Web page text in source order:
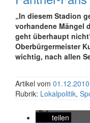
„In diesem Stadion
vorhandene Mängel
geht überhaupt
Oberbürgermeister
wichtig, nach allen
Artikel vom 01.12.2010
Rubrik: Lokalpolitik,
teilen